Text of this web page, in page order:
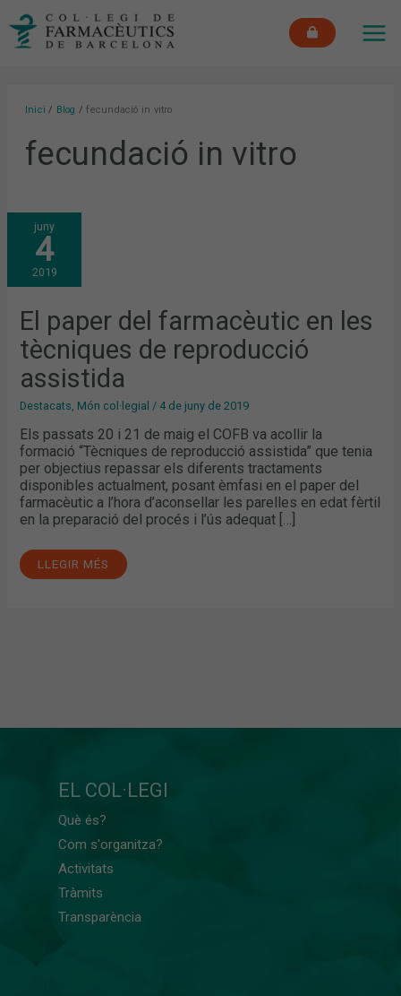
Inici Blog fecundació in vitro
fecundació in vitro
juny
4
2019
El paper del farmacèutic en les
tècniques de reproducció
assistida
Destacats Món col·legial / 4 de juny de 2019
Els passats 20 i 21 de maig el COFB va acollir la
formació “Tècniques de reproducció assistida” que tenia
per objectius repassar els diferents tractaments
disponibles actualment, posant èmfasi en el paper del
farmacèutic a l’hora d’aconsellar les parelles en edat fèrtil
en la preparació del procés i l’ús adequat […]
EL
PAPER
DEL
FARMACÈUTIC
EN
LES
TÈCNIQUES
REPRODUCCIÓ
ASSISTIDA
LLEGIR MÉS
EL COL·LEGI
Què és?
Com s'organitza?
Activitats
Tràmits
Transparència